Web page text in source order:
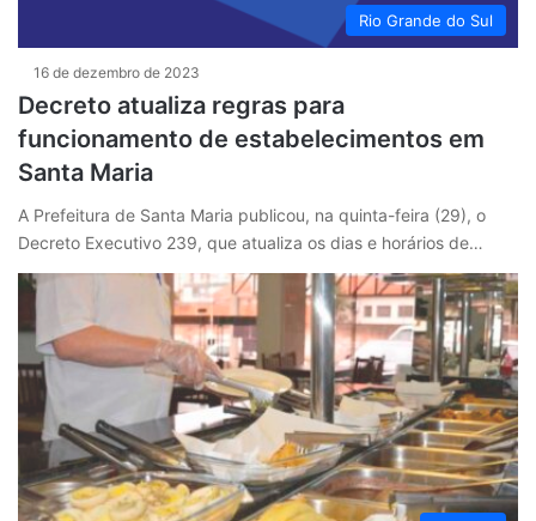
Rio Grande do Sul
16 de dezembro de 2023
Decreto atualiza regras para
funcionamento de estabelecimentos em
Santa Maria
A Prefeitura de Santa Maria publicou, na quinta-feira (29), o
Decreto Executivo 239, que atualiza os dias e horários de…